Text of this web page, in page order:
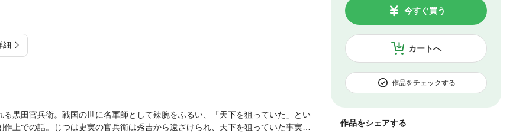
細 カートへ
今すぐ買う
作品をチェックする
作品をシェアする
黒田官兵衛。戦国の世に名軍師として辣腕をふるい、「天下を狙っていた」とい
上での話。じつは史実の官兵衛は秀吉から遠ざけられ、天下を狙っていた事実も